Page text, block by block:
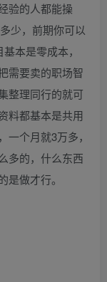
验的人都能操
少，前期你可以
本是零成本，
需要卖的职场智
整理同行的就可
料都基本是共用
个月就3万多，
多的，什么东西
做才行。